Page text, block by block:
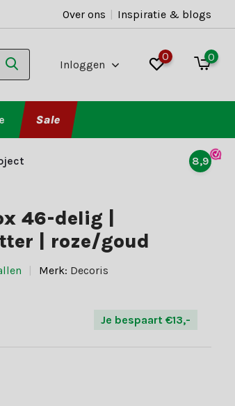
Over ons | Inspiratie & blogs
Inloggen
0 0
Sale
8,9
46-delig |
| roze/goud
Merk: Decoris
Je bespaart €13,-